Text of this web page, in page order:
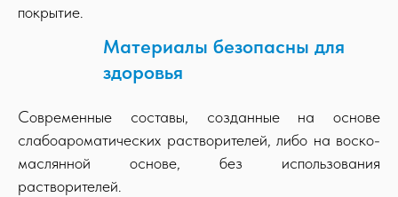
покрытие.
Материалы безопасны для
здоровья
Современные составы, созданные на основе
слабоароматических растворителей, либо на воско-
маслянной основе, без использования
растворителей.